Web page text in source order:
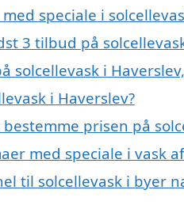
speciale i
3 tilbud på
solcellevask i
i Haverslev?
prisen på
med speciale i vask
til solcellevask i byer